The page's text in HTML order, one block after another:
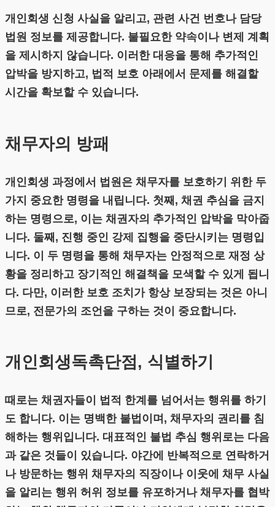
개인회생 신청 사실을 알리고, 관련 사건 번호나 담당
법원 정보를 제공합니다. 불필요한 약속이나 변제 계획
을 제시하지 않습니다. 이러한 대응을 통해 추가적인
압박을 방지하고, 법적 보호 아래에서 문제를 해결할
시간을 확보할 수 있습니다.
채무자의 방패
개인회생 과정에서 법원은 채무자를 보호하기 위한 두
가지 중요한 명령을 내립니다. 첫째, 채권 추심을 금지
하는 명령으로, 이는 채권자의 추가적인 압박을 막아줍
니다. 둘째, 진행 중인 강제 집행을 중단시키는 명령입
니다. 이 두 명령을 통해 채무자는 안정적으로 재정 상
황을 정리하고 장기적인 해결책을 모색할 수 있게 됩니
다. 다만, 이러한 보호 조치가 항상 보장되는 것은 아니
므로, 전문가의 조언을 구하는 것이 중요합니다.
개인회생독촉단점, 식별하기
때로는 채권자들이 법적 한계를 넘어서는 행위를 하기
도 합니다. 이는 명백한 불법이며, 채무자의 권리를 침
해하는 행위입니다. 대표적인 불법 추심 행위로는 다음
과 같은 것들이 있습니다. 야간에 반복적으로 연락하거
나 방문하는 행위 채무자의 직장이나 이웃에 채무 사실
을 알리는 행위 허위 정보를 유포하거나 채무자를 협박